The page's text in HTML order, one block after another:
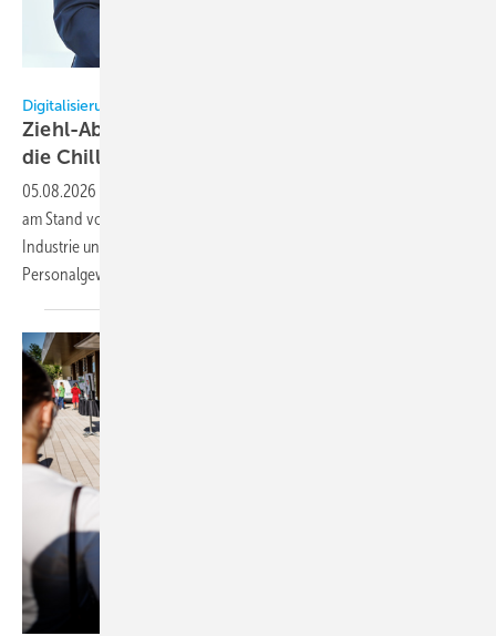
Digitalisierung
Ziehl-Abegg bringt Social-Media-Experten auf
die Chillventa
05.08.2026
am Stand von Ziehl-Abegg. Im Fokus steht, wie Fachkräfte aus
Industrie und Handwerk digitale Plattformen für Wissenstransfer und
Personalgewinnung